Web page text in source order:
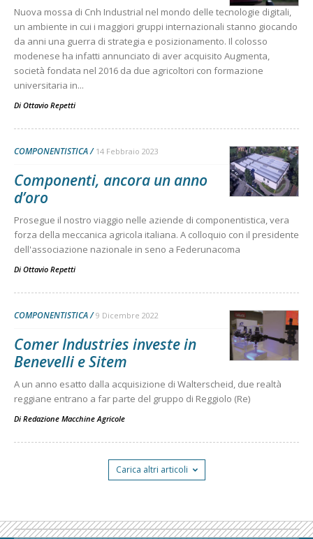
Nuova mossa di Cnh Industrial nel mondo delle tecnologie digitali,
un ambiente in cui i maggiori gruppi internazionali stanno giocando
da anni una guerra di strategia e posizionamento. Il colosso
modenese ha infatti annunciato di aver acquisito Augmenta,
società fondata nel 2016 da due agricoltori con formazione
universitaria in...
Di Ottavio Repetti
COMPONENTISTICA 14 Febbraio 2023
Componenti, ancora un anno
d’oro
Prosegue il nostro viaggio nelle aziende di componentistica, vera
forza della meccanica agricola italiana. A colloquio con il presidente
dell'associazione nazionale in seno a Federunacoma
Di Ottavio Repetti
COMPONENTISTICA 9 Dicembre 2022
Comer Industries investe in
Benevelli e Sitem
A un anno esatto dalla acquisizione di Walterscheid, due realtà
reggiane entrano a far parte del gruppo di Reggiolo (Re)
Di Redazione Macchine Agricole
Carica altri articoli